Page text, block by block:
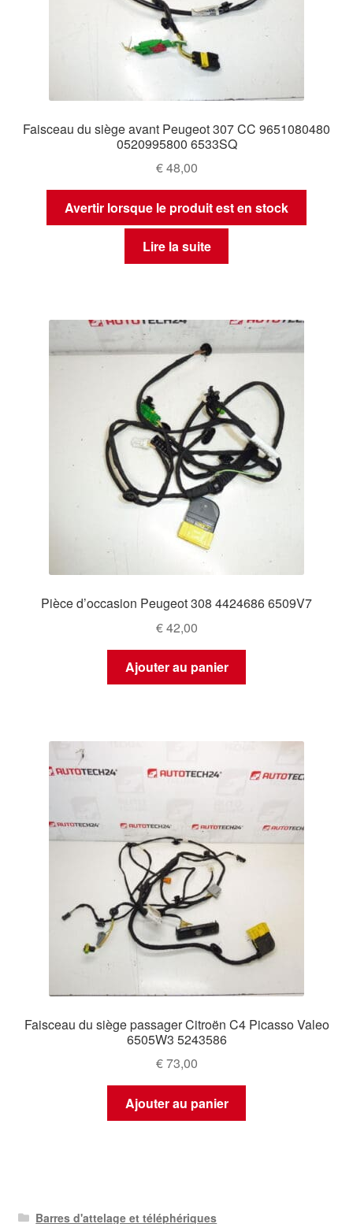
Faisceau du siège avant Peugeot 307 CC 9651080480
0520995800 6533SQ
€48,00
Avertir lorsque le produit est en stock
Lire la suite
Pièce d’occasion Peugeot 308 4424686 6509V7
€42,00
Ajouter au panier
Faisceau du siège passager Citroën C4 Picasso Valeo
6505W3 5243586
€73,00
Ajouter au panier
Barres d'attelage et téléphériques